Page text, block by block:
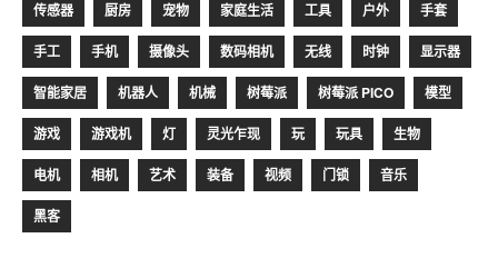
传感器 厨房 宠物 家庭生活 工具 户外 手套
手工 手机 摄像头 数码相机 无线 时钟 显示器
智能家居 机器人 机械 树莓派 树莓派 PICO 模型
游戏 游戏机 灯 灵光乍现 玩 玩具 生物
电机 相机 艺术 装备 视频 门锁 音乐
黑客